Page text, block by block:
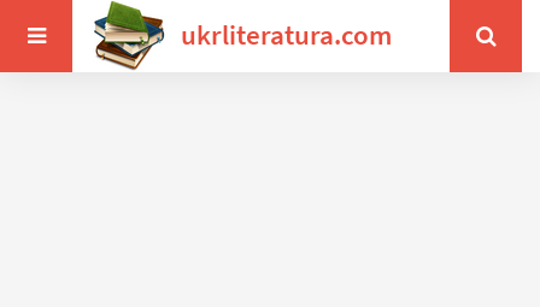
ukrliteratura.com